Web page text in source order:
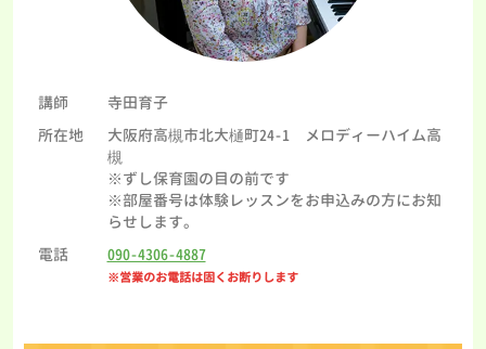
講師
寺田育子
所在地
大阪府高槻市北大樋町24-1 メロディーハイム高
槻
※ずし保育園の目の前です
※部屋番号は体験レッスンをお申込みの方にお知
らせします。
電話
090-4306-4887
※営業のお電話は固くお断りします